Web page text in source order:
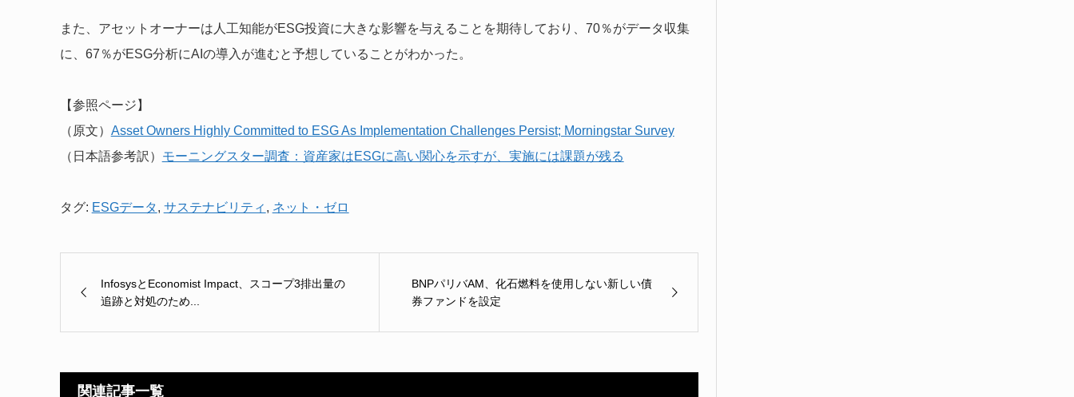
また、アセットオーナーは人工知能がESG投資に大きな影響を与えることを期待しており、70％がデータ収集
に、67％がESG分析にAIの導入が進むと予想していることがわかった。
【参照ページ】
（原文） Asset Owners Highly Committed to ESG As Implementation Challenges Persist; Morningstar Survey
（日本語参考訳） モーニングスター調査：資産家はESGに高い関心を示すが、実施には課題が残る
タグ: ESGデータ, サステナビリティ , ネット・ゼロ
InfosysとEconomist Impact、スコープ3排出量の
追跡と対処のため...
BNPパリバAM、化石燃料を使用しない新しい債
券ファンドを設定
関連記事一覧